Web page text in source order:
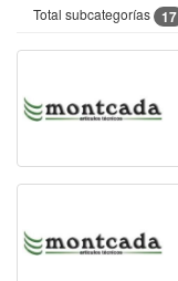
Total subcategorías 17